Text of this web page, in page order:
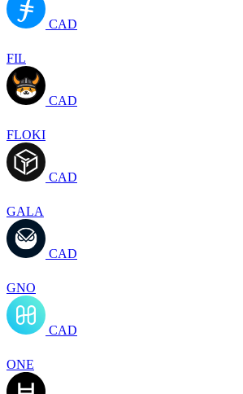
CAD
FIL
CAD
FLOKI
CAD
GALA
CAD
GNO
CAD
ONE